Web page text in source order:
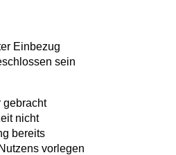
Einbezug
sein
gebracht
nicht
bereits
vorlegen